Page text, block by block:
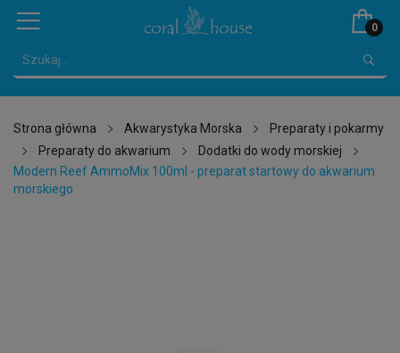
0
Strona główna Akwarystyka Morska
Preparaty i pokarmy
Preparaty do akwarium
Dodatki do wody morskiej
Modern Reef AmmoMix 100ml - preparat startowy do akwarium
morskiego